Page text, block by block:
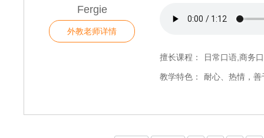
Fergie
外教老师详情
擅长课程： 日常口语,商务
教学特色： 耐心、热情，